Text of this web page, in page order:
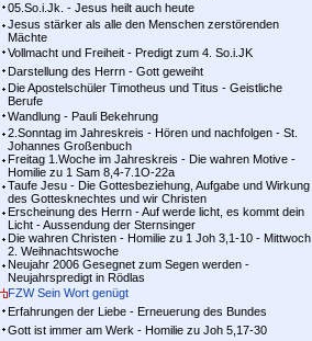
05.So.i.Jk. - Jesus heilt auch heute
Jesus stärker als alle den Menschen zerstörenden
Mächte
Vollmacht und Freiheit - Predigt zum 4. So.i.JK
Darstellung des Herrn - Gott geweiht
Die Apostelschüler Timotheus und Titus - Geistliche
Berufe
Wandlung - Pauli Bekehrung
2.Sonntag im Jahreskreis - Hören und nachfolgen - St.
Johannes Großenbuch
Freitag 1.Woche im Jahreskreis - Die wahren Motive -
Homilie zu 1 Sam 8,4-7.1O-22a
Taufe Jesu - Die Gottesbeziehung, Aufgabe und Wirkung
des Gottesknechtes und wir Christen
Erscheinung des Herrn - Auf werde licht, es kommt dein
Licht - Aussendung der Sternsinger
Die wahren Christen - Homilie zu 1 Joh 3,1-10 - Mittwoch
2. Weihnachtswoche
Neujahr 2006 Gesegnet zum Segen werden -
Neujahrspredigt in Rödlas
FZW Sein Wort genügt
Erfahrungen der Liebe - Erneuerung des Bundes
Gott ist immer am Werk - Homilie zu Joh 5,17-30